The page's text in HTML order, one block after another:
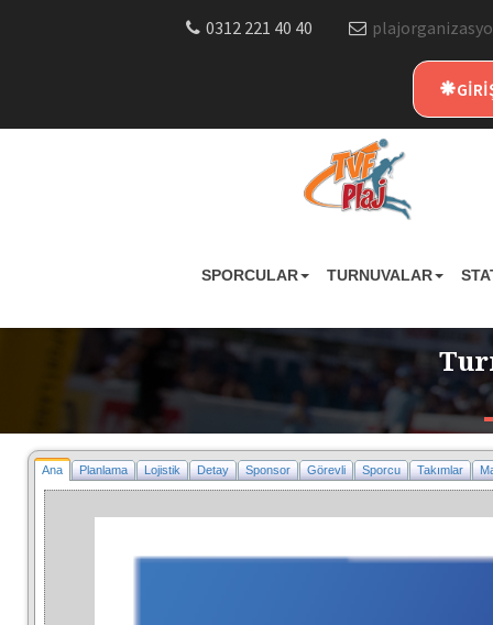
0312 221 40 40
SPORCULAR TURNUVALAR
Ana Planlama Lojistik Detay Sponsor Görevli Sporcu Takımlar